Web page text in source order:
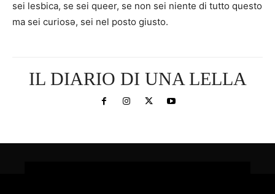
sei lesbica, se sei queer, se non sei niente di tutto questo
ma sei curiosə, sei nel posto giusto.
IL DIARIO DI UNA LELLA